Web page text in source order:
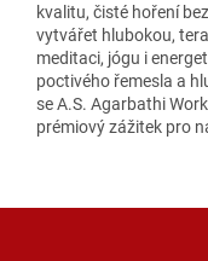
kvalitu, čisté hoření
vytvářet hlubokou,
meditaci, jógu i
poctivého řemesla a
se A.S. Agarbathi
prémiový zážitek pro